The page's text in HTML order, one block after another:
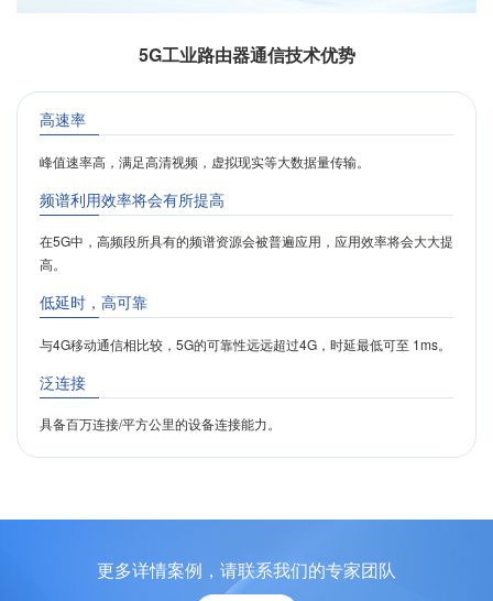
5G工业路由器通信技术优势
高速率
峰值速率高，满足高清视频，虚拟现实等大数据量传输。
频谱利用效率将会有所提高
在5G中，高频段所具有的频谱资源会被普遍应用，应用效率将会大大提
高。
低延时，高可靠
与4G移动通信相比较，5G的可靠性远远超过4G，时延最低可至 1ms。
泛连接
具备百万连接/平方公里的设备连接能力。
更多详情案例，请联系我们的专家团队